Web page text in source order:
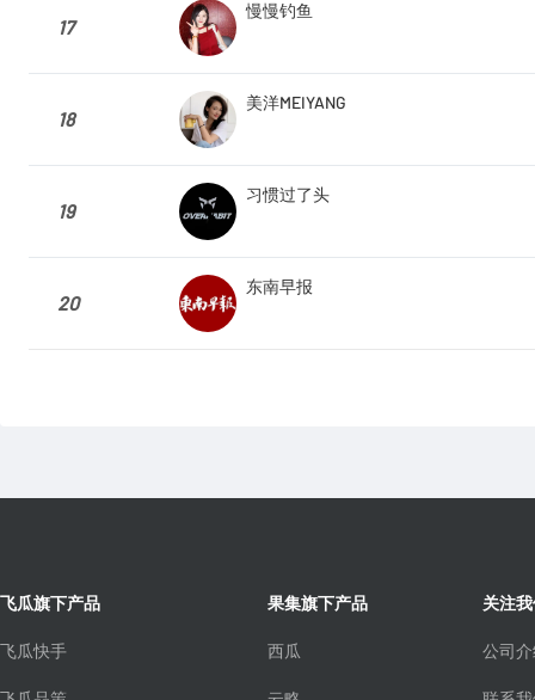
17
慢慢钓鱼
18
美洋MEIYANG
19
习惯过了头
20
东南早报
飞瓜旗下产品
飞瓜快手
果集旗下产品
西瓜
关注
公司